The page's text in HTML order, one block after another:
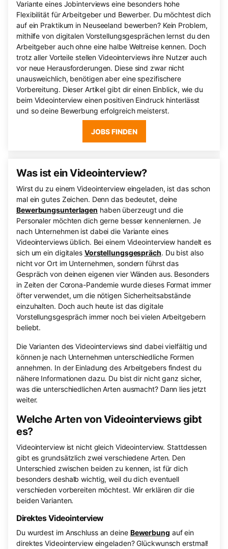
Variante eines Jobinterviews eine besonders hohe
Flexibilität für Arbeitgeber und Bewerber. Du möchtest dich
auf ein Praktikum in Neuseeland bewerben? Kein Problem,
mithilfe von digitalen Vorstellungsgesprächen lernst du den
Arbeitgeber auch ohne eine halbe Weltreise kennen. Doch
trotz aller Vorteile stellen Videointerviews ihre Nutzer auch
vor neue Herausforderungen. Diese sind zwar nicht
unausweichlich, benötigen aber eine spezifischere
Vorbereitung. Dieser Artikel gibt dir einen Einblick, wie du
beim Videointerview einen positiven Eindruck hinterlässt
und so deine Bewerbung erfolgreich meisterst.
JOBS FINDEN
Was ist ein Videointerview?
Wirst du zu einem Videointerview eingeladen, ist das schon
mal ein gutes Zeichen. Denn das bedeutet, deine
Bewerbungsunterlagen haben überzeugt und die
Personaler möchten dich gerne besser kennenlernen. Je
nach Unternehmen ist dabei die Variante eines
Videointerviews üblich. Bei einem Videointerview handelt es
sich um ein digitales Vorstellungsgespräch. Du bist also
nicht vor Ort im Unternehmen, sondern führst das
Gespräch von deinen eigenen vier Wänden aus. Besonders
in Zeiten der Corona-Pandemie wurde dieses Format immer
öfter verwendet, um die nötigen Sicherheitsabstände
einzuhalten. Doch auch heute ist das digitale
Vorstellungsgespräch immer noch bei vielen Arbeitgebern
beliebt.
Die Varianten des Videointerviews sind dabei vielfältig und
können je nach Unternehmen unterschiedliche Formen
annehmen. In der Einladung des Arbeitgebers findest du
nähere Informationen dazu. Du bist dir nicht ganz sicher,
was die unterschiedlichen Arten ausmacht? Dann lies jetzt
weiter.
Welche Arten von Videointerviews gibt
es?
Videointerview ist nicht gleich Videointerview. Stattdessen
gibt es grundsätzlich zwei verschiedene Arten. Den
Unterschied zwischen beiden zu kennen, ist für dich
besonders deshalb wichtig, weil du dich eventuell
verschieden vorbereiten möchtest. Wir erklären dir die
beiden Varianten.
Direktes Videointerview
Du wurdest im Anschluss an deine Bewerbung auf ein
direktes Videointerview eingeladen? Glückwunsch erstmal!